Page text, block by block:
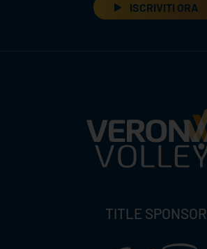
ISCRIVITI ORA
TITLE SPONSOR